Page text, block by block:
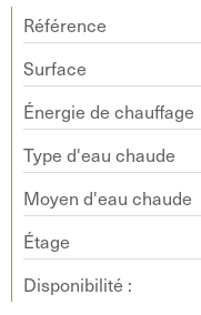
Référence
Surface
Énergie de chauffage
Type d'eau chaude
Moyen d'eau chaude
Étage
Disponibilité :